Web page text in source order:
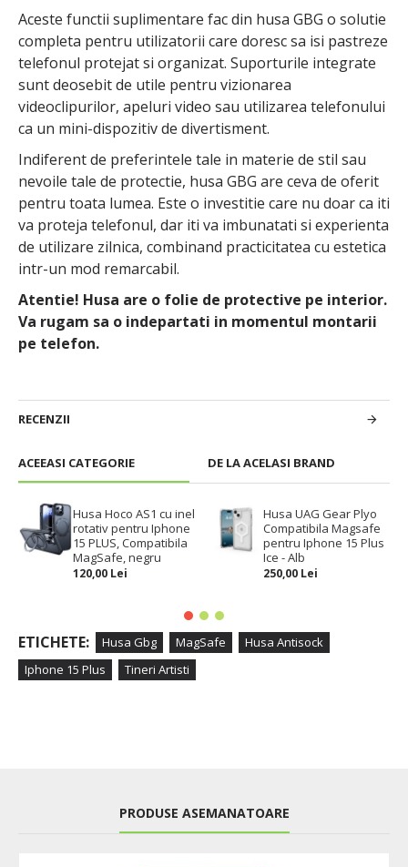
ACEEASI CATEGORIE DE LA ACELASI BRAND
Husa Hoco AS1 cu inel
rotativ pentru Iphone
15 PLUS, Compatibila
MagSafe, negru
120,00 Lei
Husa UAG Gear Plyo
Compatibila Magsafe
pentru Iphone 15 Plus
Ice - Alb
250,00 Lei
Aceste functii suplimentare fac din husa GBG o solutie
completa pentru utilizatorii care doresc sa isi pastreze
telefonul protejat si organizat. Suporturile integrate
sunt deosebit de utile pentru vizionarea
videoclipurilor, apeluri video sau utilizarea telefonului
ca un mini-dispozitiv de divertisment.
Indiferent de preferintele tale in materie de stil sau
nevoile tale de protectie, husa GBG are ceva de oferit
pentru toata lumea. Este o investitie care nu doar ca iti
va proteja telefonul, dar iti va imbunatati si experienta
de utilizare zilnica, combinand practicitatea cu estetica
intr-un mod remarcabil.
Atentie! Husa are o folie de protective pe interior.
Va rugam sa o indepartati in momentul montarii
pe telefon.
RECENZII
ETICHETE: Husa Gbg MagSafe
Husa Antisock
Iphone 15 Plus
Tineri Artisti
PRODUSE ASEMANATOARE